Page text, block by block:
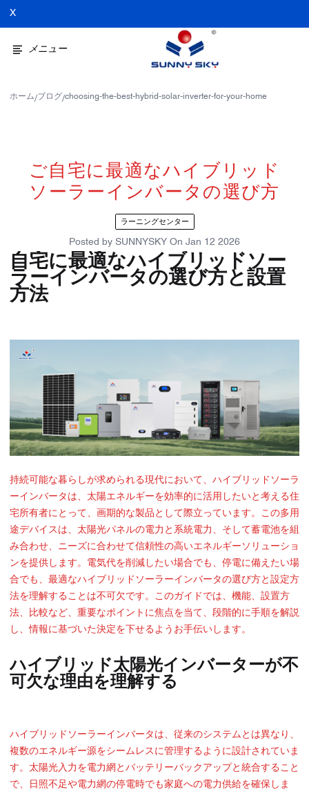
X
メニュー
ホーム/ブログ/choosing-the-best-hybrid-solar-inverter-for-your-home
ご自宅に最適なハイブリッド
ソーラーインバータの選び方
ラーニングセンター
Posted by SUNNYSKY On Jan 12 2026
自宅に最適なハイブリッドソー
ラーインバータの選び方と設置
方法
持続可能な暮らしが求められる現代において、ハイブリッドソーラ
ーインバータは、太陽エネルギーを効率的に活用したいと考える住
宅所有者にとって、画期的な製品として際立っています。この多用
途デバイスは、太陽光パネルの電力と系統電力、そして蓄電池を組
み合わせ、ニーズに合わせて信頼性の高いエネルギーソリューショ
ンを提供します。電気代を削減したい場合でも、停電に備えたい場
合でも、最適なハイブリッドソーラーインバータの選び方と設定方
法を理解することは不可欠です。このガイドでは、機能、設置方
法、比較など、重要なポイントに焦点を当て、段階的に手順を解説
し、情報に基づいた決定を下せるようお手伝いします。
ハイブリッド太陽光インバーターが不
可欠な理由を理解する
ハイブリッドソーラーインバータは、従来のシステムとは異なり、
複数のエネルギー源をシームレスに管理するように設計されていま
す。太陽光入力を電力網とバッテリーバックアップと統合すること
で、日照不足や電力網の停電時でも家庭への電力供給を確保しま